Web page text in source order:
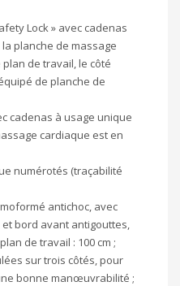
Lock » avec cadenas
planche de massage
de travail, le côté
de planche de
cadenas à usage unique
cardiaque est en
numérotés (traçabilité
antichoc, avec
bord avant antigouttes,
de travail : 100 cm ;
sur trois côtés, pour
bonne manœuvrabilité ;